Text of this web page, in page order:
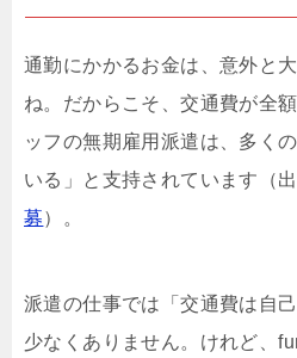
通勤にかかるお金は、意外と
ね。だからこそ、交通費が全
ッフの無期雇用派遣は、多く
いる」と支持されています（
募）。
派遣の仕事では「交通費は自
少なくありません。けれど、